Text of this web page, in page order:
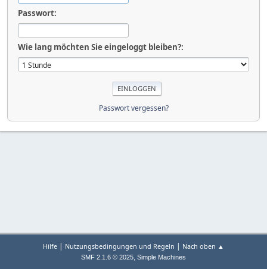
Passwort:
Wie lang möchten Sie eingeloggt bleiben?:
Passwort vergessen?
Hilfe | Nutzungsbedingungen und Regeln | Nach oben ▲
SMF 2.1.6 © 2025, Simple Machines